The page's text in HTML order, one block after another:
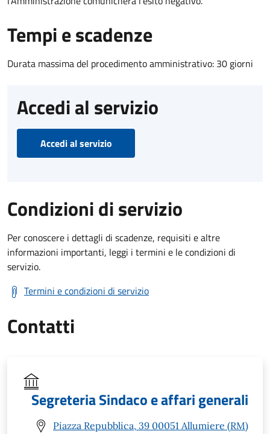
Tempi e scadenze
Durata massima del procedimento amministrativo: 30 giorni
Accedi al servizio
Accedi al servizio
Condizioni di servizio
Per conoscere i dettagli di scadenze, requisiti e altre
informazioni importanti, leggi i termini e le condizioni di
servizio.
Termini e condizioni di servizio
Contatti
Segreteria Sindaco e affari generali
Piazza Repubblica, 39 00051 Allumiere (RM)